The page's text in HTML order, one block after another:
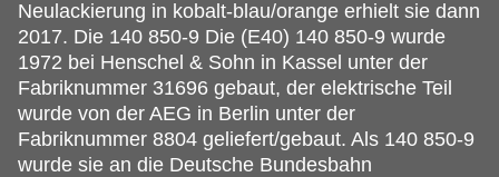
Neulackierung in kobalt-blau/orange erhielt sie dann
2017. Die 140 850-9 Die (E40) 140 850-9 wurde
1972 bei Henschel & Sohn in Kassel unter der
Fabriknummer 31696 gebaut, der elektrische Teil
wurde von der AEG in Berlin unter der
Fabriknummer 8804 geliefert/gebaut. Als 140 850-9
wurde sie an die Deutsche Bundesbahn